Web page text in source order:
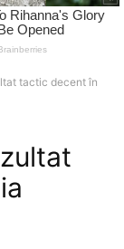
tactic decent în